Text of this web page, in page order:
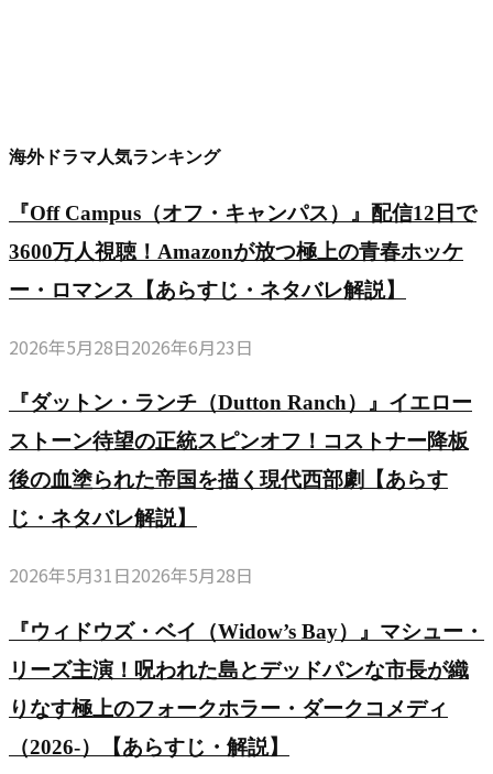
海外ドラマ人気ランキング
『Off Campus（オフ・キャンパス）』配信12日で
3600万人視聴！Amazonが放つ極上の青春ホッケ
ー・ロマンス【あらすじ・ネタバレ解説】
2026年5月28日2026年6月23日
『ダットン・ランチ（Dutton Ranch）』イエロー
ストーン待望の正統スピンオフ！コストナー降板
後の血塗られた帝国を描く現代西部劇【あらす
じ・ネタバレ解説】
2026年5月31日2026年5月28日
『ウィドウズ・ベイ（Widow’s Bay）』マシュー・
リーズ主演！呪われた島とデッドパンな市長が織
りなす極上のフォークホラー・ダークコメディ
（2026-）【あらすじ・解説】